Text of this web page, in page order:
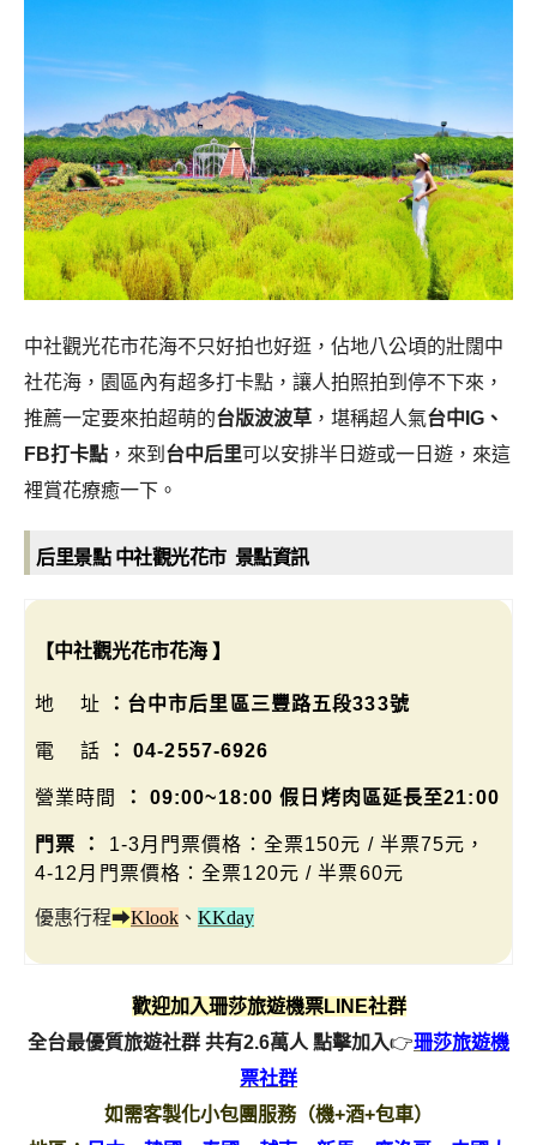
中社觀光花市花海不只好拍也好逛，佔地八公頃的壯闊中
社花海，園區內有超多打卡點，讓人拍照拍到停不下來，
推薦一定要來拍超萌的台版波波草 ，堪稱超人氣台中IG、
FB打卡點 ，來到 台中后里可以安排半日遊或一日遊，來這
裡賞花療癒一下。
后里景點 中社觀光花市 景點資訊
【中社觀光花市花海 】
地 址 ：台中市后里區三豐路五段333號
電 話 ： 04-2557-6926
營業時間 ： 09:00~18:00 假日烤肉區延長至21:00
門票 ：
1-3月門票價格：全票150元 / 半票75元，
4-12月門票價格：全票120元 / 半票60元
優惠行程➡Klook 、 KKday
歡迎加入珊莎旅遊機票LINE社群
全台最優質旅遊社群 共有2.6萬人 點擊加入👉珊莎旅遊機
票社群
如需客製化小包團服務（機+酒+包車）